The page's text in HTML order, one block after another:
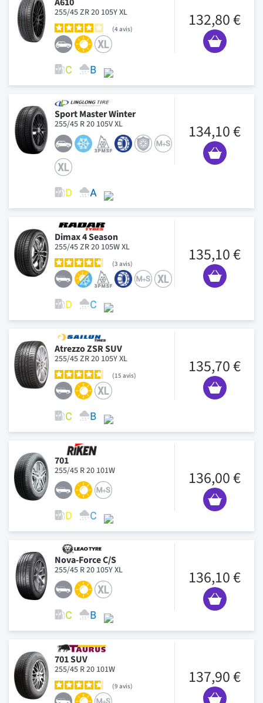
255/45 ZR 20 105Y XL
4avis 132,80 €
Sport Master Winter
255/45 R 20 105V XL 134,10 €
Dimax 4 Season
255/45 ZR 20 105W XL
3 avis 135,10 €
Atrezzo ZSR SUV
255/45 ZR 20 105Y XL
15 avis 135,70 €
701
255/45 R 20 101W 136,00 €
Nova-Force C/S
255/45 R 20 105Y XL 136,10 €
701 SUV
255/45 R 20 101W
9 avis 137,90 €